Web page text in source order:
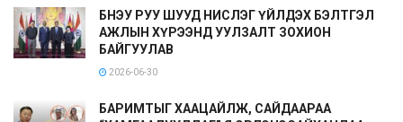
БНЭУ РУУ ШУУД НИСЛЭГ ҮЙЛДЭХ БЭЛТГЭЛ
АЖЛЫН ХҮРЭЭНД УУЛЗАЛТ ЗОХИОН
БАЙГУУЛАВ
2026-06-30
БАРИМТЫГ ХААЦАЙЛЖ, САЙДААРАА